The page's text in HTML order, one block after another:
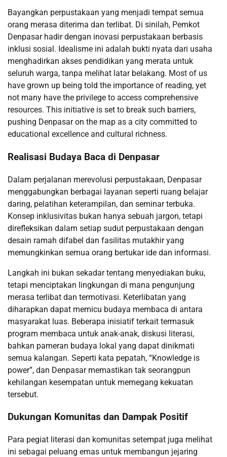
Bayangkan perpustakaan yang menjadi tempat semua
orang merasa diterima dan terlibat. Di sinilah, Pemkot
Denpasar hadir dengan inovasi perpustakaan berbasis
inklusi sosial. Idealisme ini adalah bukti nyata dari usaha
menghadirkan akses pendidikan yang merata untuk
seluruh warga, tanpa melihat latar belakang. Most of us
have grown up being told the importance of reading, yet
not many have the privilege to access comprehensive
resources. This initiative is set to break such barriers,
pushing Denpasar on the map as a city committed to
educational excellence and cultural richness.
Realisasi Budaya Baca di Denpasar
Dalam perjalanan merevolusi perpustakaan, Denpasar
menggabungkan berbagai layanan seperti ruang belajar
daring, pelatihan keterampilan, dan seminar terbuka.
Konsep inklusivitas bukan hanya sebuah jargon, tetapi
direfleksikan dalam setiap sudut perpustakaan dengan
desain ramah difabel dan fasilitas mutakhir yang
memungkinkan semua orang bertukar ide dan informasi.
Langkah ini bukan sekadar tentang menyediakan buku,
tetapi menciptakan lingkungan di mana pengunjung
merasa terlibat dan termotivasi. Keterlibatan yang
diharapkan dapat memicu budaya membaca di antara
masyarakat luas. Beberapa inisiatif terkait termasuk
program membaca untuk anak-anak, diskusi literasi,
bahkan pameran budaya lokal yang dapat dinikmati
semua kalangan. Seperti kata pepatah, “Knowledge is
power”, dan Denpasar memastikan tak seorangpun
kehilangan kesempatan untuk memegang kekuatan
tersebut.
Dukungan Komunitas dan Dampak Positif
Para pegiat literasi dan komunitas setempat juga melihat
ini sebagai peluang emas untuk membangun jejaring